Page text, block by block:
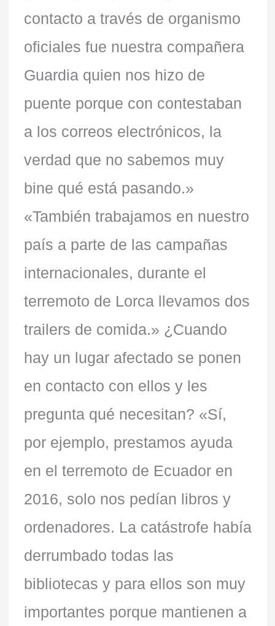
contacto a través de organismo
oficiales fue nuestra compañera
Guardia quien nos hizo de
puente porque con contestaban
a los correos electrónicos, la
verdad que no sabemos muy
bine qué está pasando.»
«También trabajamos en nuestro
país a parte de las campañas
internacionales, durante el
terremoto de Lorca llevamos dos
trailers de comida.» ¿Cuando
hay un lugar afectado se ponen
en contacto con ellos y les
pregunta qué necesitan? «Sí,
por ejemplo, prestamos ayuda
en el terremoto de Ecuador en
2016, solo nos pedían libros y
ordenadores. La catástrofe había
derrumbado todas las
bibliotecas y para ellos son muy
importantes porque mantienen a